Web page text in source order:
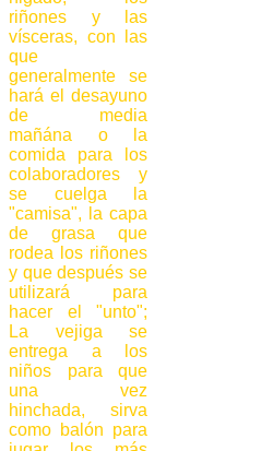
riñones y las
vísceras, con las
que
generalmente se
hará el desayuno
de media
mañána o la
comida para los
colaboradores y
se cuelga la
"camisa", la capa
de grasa que
rodea los riñones
y que después se
utilizará para
hacer el "unto";
La vejiga se
entrega a los
niños para que
una vez
hinchada, sirva
como balón para